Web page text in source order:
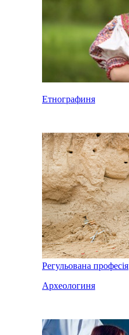
Етнографиня
Регульована професія
Археологиня